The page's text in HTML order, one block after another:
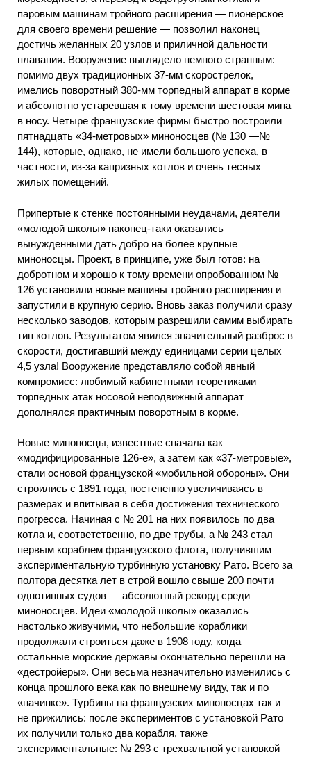
паровым машинам тройного расширения — пионерское
для своего времени решение — позволил наконец
достичь желанных 20 узлов и приличной дальности
плавания. Вооружение выглядело немного странным:
помимо двух традиционных 37-мм скорострелок,
имелись поворотный 380-мм торпедный аппарат в корме
и абсолютно устаревшая к тому времени шестовая мина
в носу. Четыре французские фирмы быстро построили
пятнадцать «34-метровых» миноносцев (№ 130 —№
144), которые, однако, не имели большого успеха, в
частности, из-за капризных котлов и очень тесных
жилых помещений.
Припертые к стенке постоянными неудачами, деятели
«молодой школы» наконец-таки оказались
вынужденными дать добро на более крупные
миноносцы. Проект, в принципе, уже был готов: на
добротном и хорошо к тому времени опробованном №
126 установили новые машины тройного расширения и
запустили в крупную серию. Вновь заказ получили сразу
несколько заводов, которым разрешили самим выбирать
тип котлов. Результатом явился значительный разброс в
скорости, достигавший между единицами серии целых
4,5 узла! Вооружение представляло собой явный
компромисс: любимый кабинетными теоретиками
торпедных атак носовой неподвижный аппарат
дополнялся практичным поворотным в корме.
Новые миноносцы, известные сначала как
«модифицированные 126-е», а затем как «37-метровые»,
стали основой французской «мобильной обороны». Они
строились с 1891 года, постепенно увеличиваясь в
размерах и впитывая в себя достижения технического
прогресса. Начиная с № 201 на них появилось по два
котла и, соответственно, по две трубы, а № 243 стал
первым кораблем французского флота, получившим
экспериментальную турбинную установку Рато. Всего за
полтора десятка лет в строй вошло свыше 200 почти
однотипных судов — абсолютный рекорд среди
миноносцев. Идеи «молодой школы» оказались
настолько живучими, что небольшие кораблики
продолжали строиться даже в 1908 году, когда
остальные морские державы окончательно перешли на
«дестройеры». Они весьма незначительно изменились с
конца прошлого века как по внешнему виду, так и по
«начинке». Турбины на французских миноносцах так и
не прижились: после экспериментов с установкой Рато
их получили только два корабля, также
экспериментальные: № 293 с трехвальной установкой